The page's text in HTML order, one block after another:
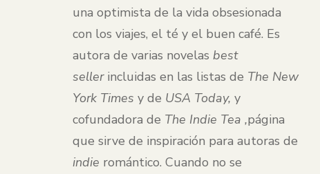
una optimista de la vida obsesionada
con los viajes, el té y el buen café. Es
autora de varias novelas best
seller incluidas en las listas de The New
York Times y de USA Today, y
cofundadora de The Indie Tea ,página
que sirve de inspiración para autoras de
indie romántico. Cuando no se